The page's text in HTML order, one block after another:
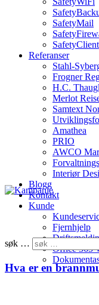
SafetyMail
SafetyClient
Referanser
Stahl-
Frogner
H.C.
Merlot
Samtext
Amathea
PRIO
AWCO
Interiør
Blogg
Kontakt
Kunde
Fjernhjelp
Office 365
søk …
Hva er en